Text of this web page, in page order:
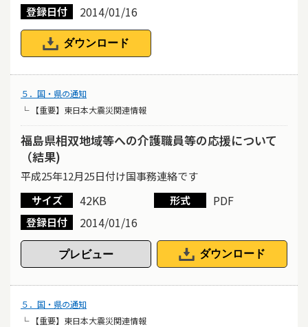
登録日付 2014/01/16
ダウンロード
５．国・県の通知
└ 【重要】東日本大震災関連情報
福島県相双地域等への介護職員等の応援について
（結果)
平成25年12月25日付け国事務連絡です
サイズ
42KB 形式 PDF
登録日付 2014/01/16
ダウンロード
５．国・県の通知
└ 【重要】東日本大震災関連情報